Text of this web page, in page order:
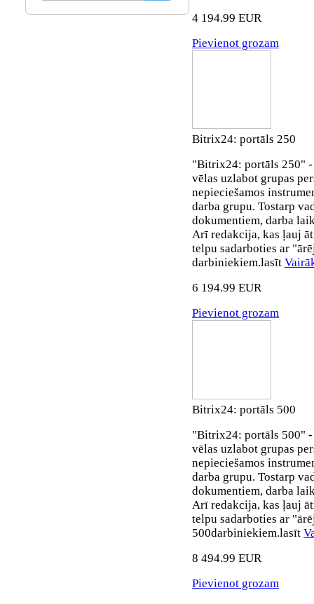
4 194.99 EUR
Pievienot grozam
Bitrix24: portāls 250
"Bitrix24: portāls 250"
vēlas uzlabot grupas
nepieciešamos
darba grupu. Tostarp
dokumentiem, darba
Arī redakcija, kas ļauj
telpu sadarboties ar
darbiniekiem.lasīt
6 194.99 EUR
Pievienot grozam
Bitrix24: portāls 500
"Bitrix24: portāls 500"
vēlas uzlabot grupas
nepieciešamos
darba grupu. Tostarp
dokumentiem, darba
Arī redakcija, kas ļauj
telpu sadarboties ar
500darbiniekiem.lasīt
8 494.99 EUR
Pievienot grozam